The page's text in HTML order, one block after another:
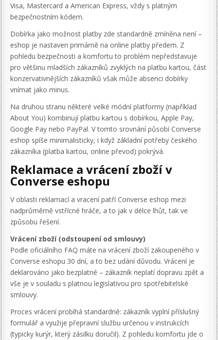
Visa, Mastercard a American Express, vždy s platným
bezpečnostním kódem.
Dobírka jako možnost platby zde standardně zmíněna není –
eshop je nastaven primárně na online platby předem. Z
pohledu bezpečnosti a komfortu to problém nepředstavuje
pro většinu mladších zákazníků zvyklých na platbu kartou, část
konzervativnějších zákazníků však může absenci dobírky
vnímat jako minus.
Na druhou stranu některé velké módní platformy (například
About You) kombinují platbu kartou s dobírkou, Apple Pay,
Google Pay nebo PayPal. V tomto srovnání působí Converse
eshop spíše minimalisticky, i když základní potřeby českého
zákazníka (platba kartou, online převod) pokrývá.
Reklamace a vrácení zboží v
Converse eshopu
V oblasti reklamací a vracení patří Converse eshop mezi
nadprůměrně vstřícné hráče, a to jak v délce lhůt, tak ve
způsobu řešení.
Vrácení zboží (odstoupení od smlouvy)
Podle oficiálního FAQ máte na vrácení zboží zakoupeného v
Converse eshopu 30 dní, a to bez udání důvodu. Vrácení je
deklarováno jako bezplatné – zákazník neplatí dopravu zpět a
vše je v souladu s platnou legislativou pro spotřebitelské
smlouvy.
Proces vrácení probíhá standardně: zákazník vyplní příslušný
formulář a využije přepravní službu určenou v instrukcích
(typicky kurýr, který zásilku doručil). Z pohledu komfortu jde o